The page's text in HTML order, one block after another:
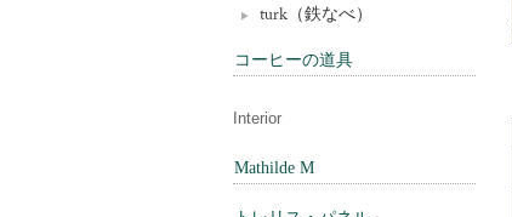
turk（鉄なべ）
コーヒーの道具
Interior
Mathilde M